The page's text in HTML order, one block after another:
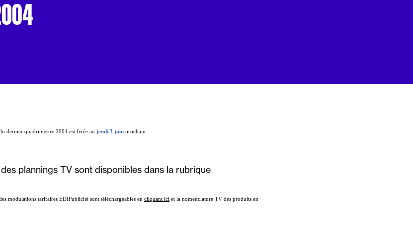
dernier quadrimestre 2004 est fixée au jeudi 3 juin prochain.
plannings TV sont disponibles dans la rubrique
modulations tarifaires EDIPublicité sont téléchargeables en cliquant ici et la nomenclature TV des produits en